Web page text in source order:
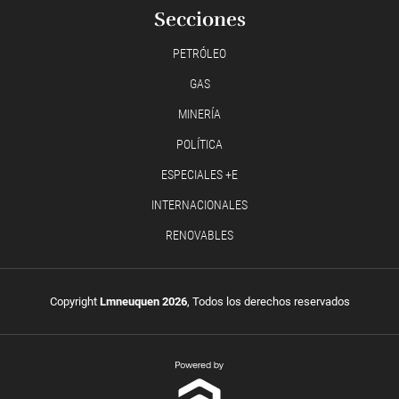
Secciones
PETRÓLEO
GAS
MINERÍA
POLÍTICA
ESPECIALES +E
INTERNACIONALES
RENOVABLES
Copyright Lmneuquen 2026, Todos los derechos reservados